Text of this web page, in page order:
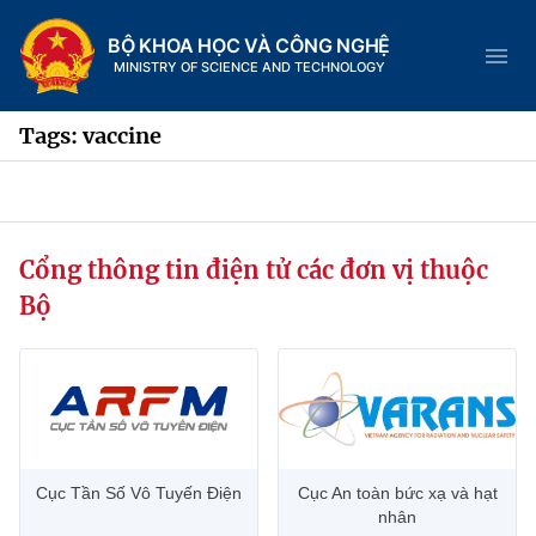
BỘ KHOA HỌC VÀ CÔNG NGHỆ
MINISTRY OF SCIENCE AND TECHNOLOGY
Trang chủ
Chức năng nhiệm vụ
Tin tức sự kiện
Hệ thống văn bản
Tags: vaccine
Cổng thông tin điện tử các đơn vị thuộc
Bộ
Cục Tần Số Vô Tuyến Điện
Cục An toàn bức xạ và hạt
nhân